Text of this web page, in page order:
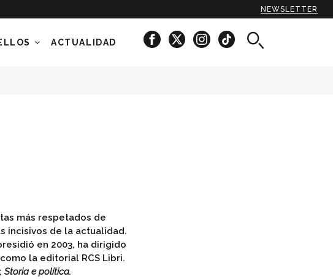
NEWSLETTER
ACTUALIDAD
más respetados de
incisivos de la actualidad.
en 2003, ha dirigido
la editorial RCS Libri.
Storia e política.